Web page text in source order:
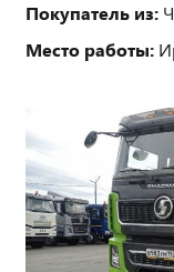
Покупатель из:
Место работы: